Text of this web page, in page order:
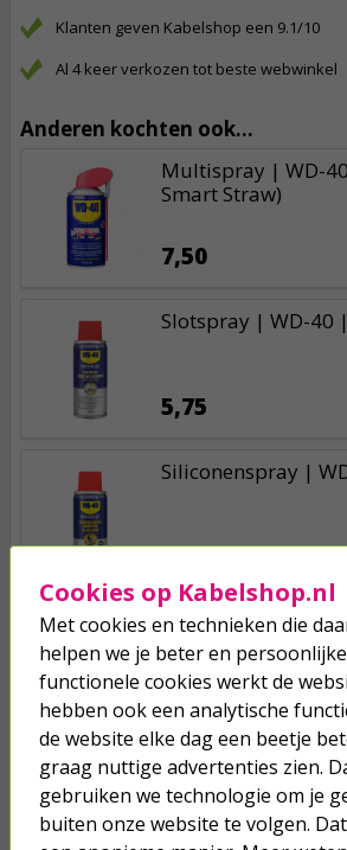
Je verwacht het niet
Turbo onkruidverdelger
3x 100ml) | Ook voor je gazon!
Klanten geven Kabelshop een 9.1/10
Al 4 keer verkozen tot beste webwinkel
Anderen kochten ook...
Multispray | WD-
Smart Straw)
7,50
Slotspray | WD-40
5,75
Siliconenspray |
5,50
Cookies op Kabelshop.nl
Met cookies en technieken die
helpen we je beter en
functionele cookies werkt de
hebben ook een analytische
de website elke dag een beetje
graag nuttige advertenties zien.
gebruiken we technologie om je
buiten onze website te volgen.